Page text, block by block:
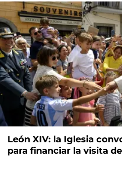
León XIV: la Iglesia
para financiar la visita